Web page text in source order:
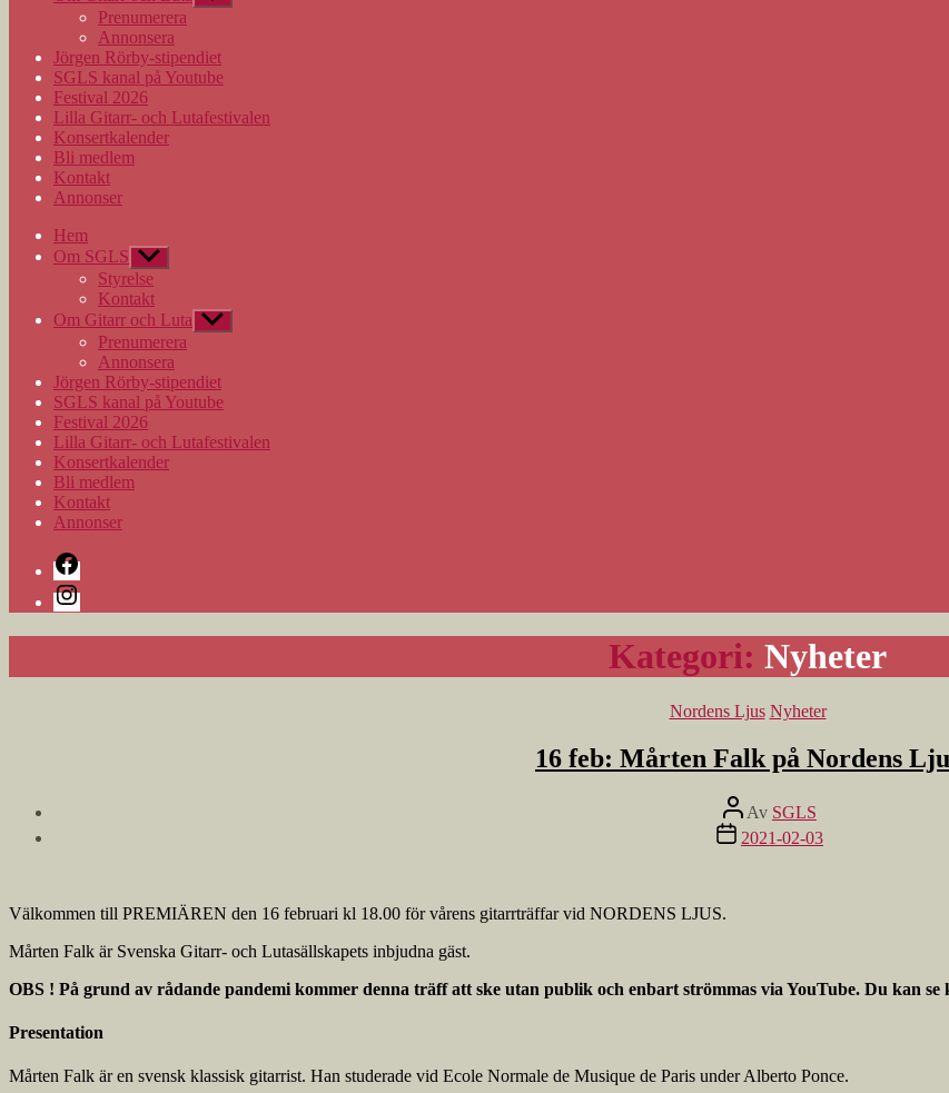
undermeny
Prenumerera
Annonsera
Jörgen Rörby-stipendiet
SGLS kanal på Youtube
Festival 2026
Lilla Gitarr- och Lutafestivalen
Konsertkalender
Bli medlem
Kontakt
Annonser
Hem
Om SGLS Visa
undermeny
Styrelse
Kontakt
Om Gitarr och Luta Visa
undermeny
Prenumerera
Annonsera
Jörgen Rörby-stipendiet
SGLS kanal på Youtube
Festival 2026
Lilla Gitarr- och Lutafestivalen
Konsertkalender
Bli medlem
Kontakt
Annonser
Facebook
Instagram
Kategori: Nyheter
Kategorier
Nordens Ljus Nyheter
16 feb: Mårten Falk på Nordens
Inläggsförfattare
Av SGLS
Inläggsdatum
2021-02-03
Välkommen till PREMIÄREN den 16 februari kl 18.00 för vårens gitarrträffar vid NORDENS LJUS.
Mårten Falk är Svenska Gitarr- och Lutasällskapets inbjudna gäst.
OBS ! På grund av rådande pandemi kommer denna träff att ske utan publik och enbart strömmas via YouTube. Du kan se
Presentation
Mårten Falk är en svensk klassisk gitarrist. Han studerade vid Ecole Normale de Musique de Paris under Alberto Ponce.